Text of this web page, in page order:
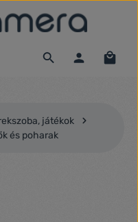
játékok
és poharak